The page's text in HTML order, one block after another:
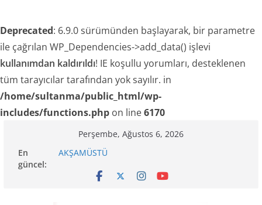
Deprecated: 6.9.0 sürümünden başlayarak, bir parametre
ile çağrılan WP_Dependencies->add_data() işlevi
kullanımdan kaldırıldı! IE koşullu yorumları, desteklenen
tüm tarayıcılar tarafından yok sayılır. in
/home/sultanma/public_html/wp-
includes/functions.php on line6170
content
Perşembe, Ağustos 6, 2026
En
güncel:
AKŞAMÜSTÜ
VURGUSU